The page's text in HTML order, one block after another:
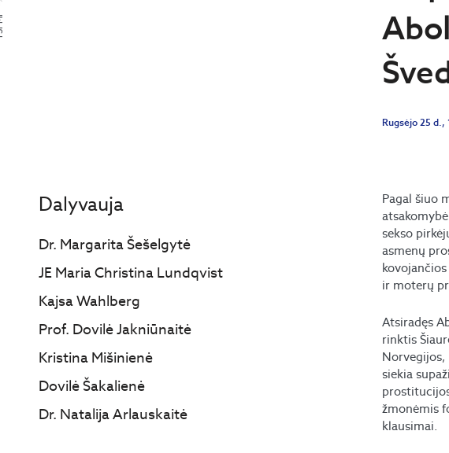
Rugsėjo 25 d.,
Dalyvauja
Dr. Margarita Šešelgytė
JE Maria Christina Lundqvist
Kajsa Wahlberg
Prof. Dovilė Jakniūnaitė
Kristina Mišinienė
Dovilė Šakalienė
Dr. Natalija Arlauskaitė
Pagal šiuo
sekso
asmenų
ir moterų
Atsiradęs
rinktis
Norvegijos,
siekia
žmonėmis
klausimai.